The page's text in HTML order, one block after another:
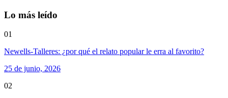
Lo más leído
01
Newells-Talleres: ¿por qué el relato popular le erra al favorito?
25 de junio, 2026
02